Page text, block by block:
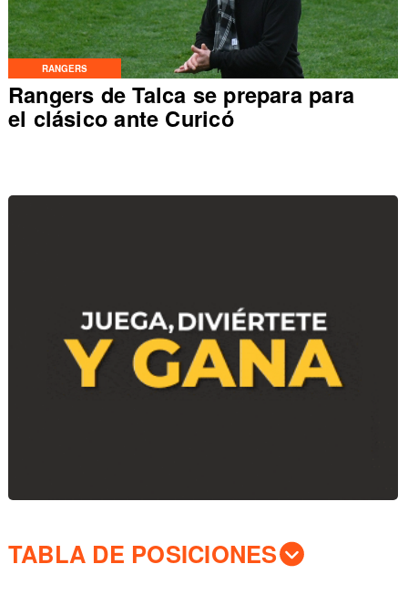
RANGERS
Rangers de Talca se prepara para
el clásico ante Curicó
TABLA DE POSICIONES